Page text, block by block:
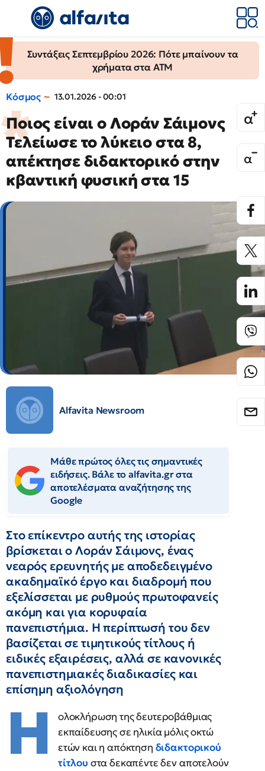
Συντάξεις Σεπτεμβρίου 2026: Πότε μπαίνουν τα
χρήματα στα ΑΤΜ
Κόσμος 13.01.2026 - 00:01
Ποιος είναι ο Λοράν Σάιμονς
Τελείωσε το λύκειο στα 8,
απέκτησε διδακτορικό στην
κβαντική φυσική στα 15
Alfavita Newsroom
Μάθε πρώτος όλες τις σημαντικές
ειδήσεις. Βάλε το alfavita.gr στα
αποτελέσματα αναζήτησης της
Google
Στο επίκεντρο αυτής της ιστορίας
βρίσκεται ο Λοράν Σάιμονς, ένας
νεαρός ερευνητής με αποδεδειγμένο
ακαδημαϊκό έργο και διαδρομή που
εξελίσσεται με ρυθμούς πρωτοφανείς
ακόμη και για κορυφαία
πανεπιστήμια. Η περίπτωσή του δεν
βασίζεται σε τιμητικούς τίτλους ή
ειδικές εξαιρέσεις, αλλά σε κανονικές
πανεπιστημιακές διαδικασίες και
επίσημη αξιολόγηση
Η
ολοκλήρωση της δευτεροβάθμιας
εκπαίδευσης σε ηλικία μόλις οκτώ
ετών και η απόκτηση διδακτορικού
τίτλου στα δεκαπέντε δεν αποτελούν